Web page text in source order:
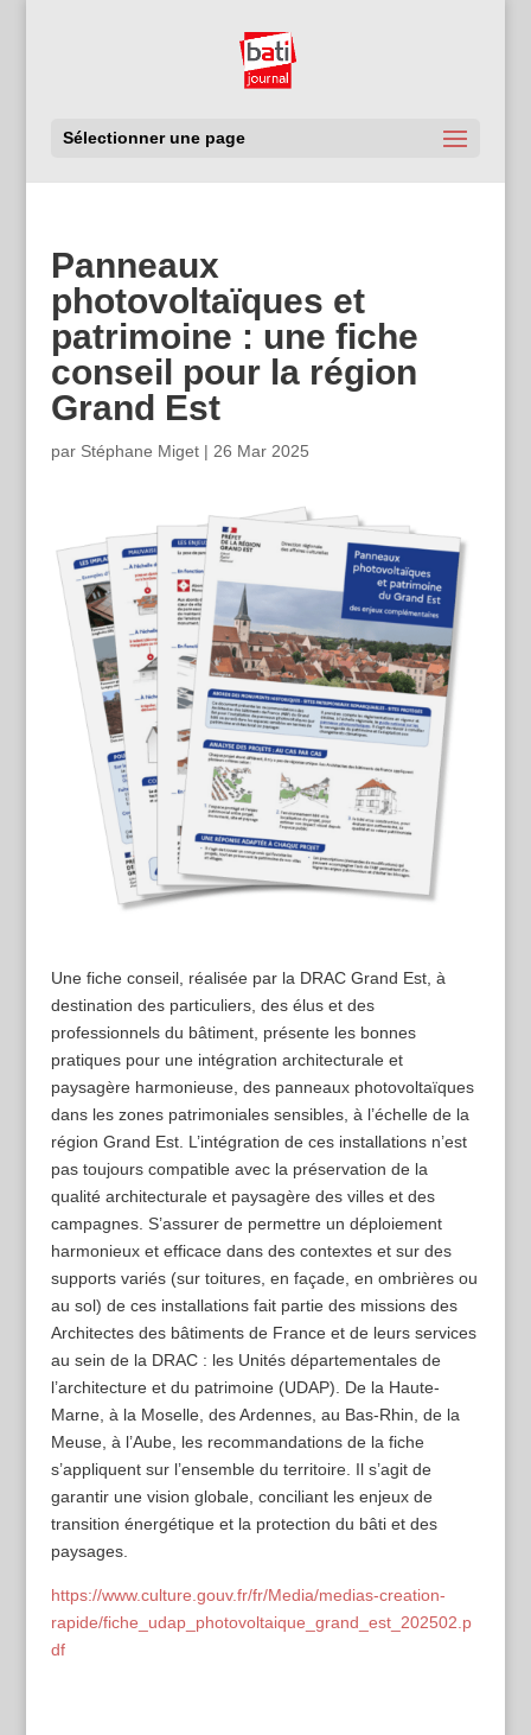
Sélectionner une page
Panneaux
photovoltaïques et
patrimoine : une fiche
conseil pour la région
Grand Est
par Stéphane Miget| 26 Mar 2025
Une fiche conseil, réalisée par la DRAC Grand Est, à
destination des particuliers, des élus et des
professionnels du bâtiment, présente les bonnes
pratiques pour une intégration architecturale et
paysagère harmonieuse, des panneaux photovoltaïques
dans les zones patrimoniales sensibles, à l’échelle de la
région Grand Est. L’intégration de ces installations n’est
pas toujours compatible avec la préservation de la
qualité architecturale et paysagère des villes et des
campagnes. S’assurer de permettre un déploiement
harmonieux et efficace dans des contextes et sur des
supports variés (sur toitures, en façade, en ombrières ou
au sol) de ces installations fait partie des missions des
Architectes des bâtiments de France et de leurs services
au sein de la DRAC : les Unités départementales de
l’architecture et du patrimoine (UDAP). De la Haute-
Marne, à la Moselle, des Ardennes, au Bas-Rhin, de la
Meuse, à l’Aube, les recommandations de la fiche
s’appliquent sur l’ensemble du territoire. Il s’agit de
garantir une vision globale, conciliant les enjeux de
transition énergétique et la protection du bâti et des
paysages.
https://www.culture.gouv.fr/fr/Media/medias-creation-
rapide/fiche_udap_photovoltaique_grand_est_202502.p
df